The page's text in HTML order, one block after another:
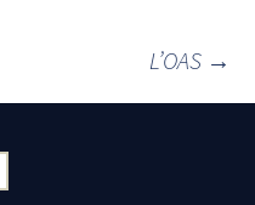
articles
L’OAS →